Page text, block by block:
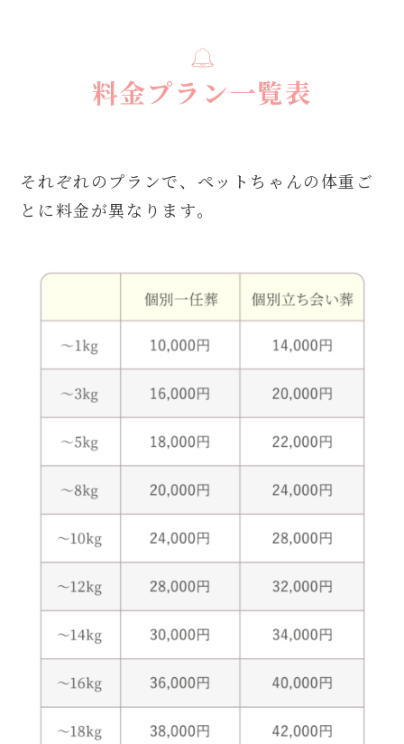
料金プラン一覧表
それぞれのプランで、ペットちゃんの体重ご
とに料金が異なります。